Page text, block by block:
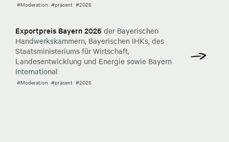
#Moderation #präsent #2026
Exportpreis Bayern 2026 der Bayerischen
Handwerkskammern, Bayerischen IHKs, des
Staatsministeriums für Wirtschaft,
Landesentwicklung und Energie sowie Bayern
International
#Moderation #präsent #2026